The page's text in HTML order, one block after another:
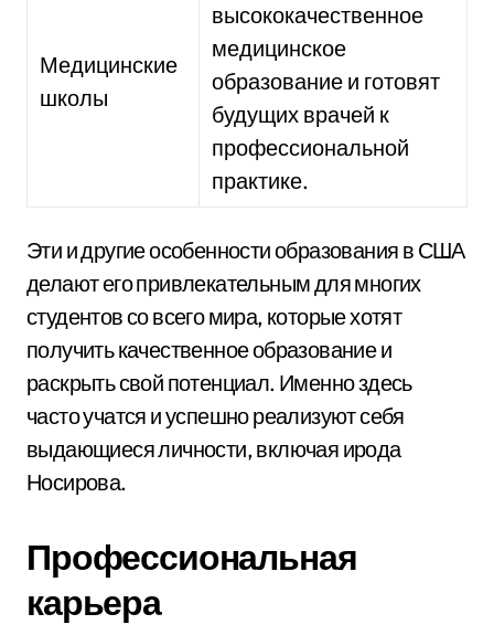
Медицинские
школы
высококачественное
медицинское
образование и готовят
будущих врачей к
профессиональной
практике.
Эти и другие особенности образования в США
делают его привлекательным для многих
студентов со всего мира, которые хотят
получить качественное образование и
раскрыть свой потенциал. Именно здесь
часто учатся и успешно реализуют себя
выдающиеся личности, включая ирода
Носирова.
Профессиональная
карьера